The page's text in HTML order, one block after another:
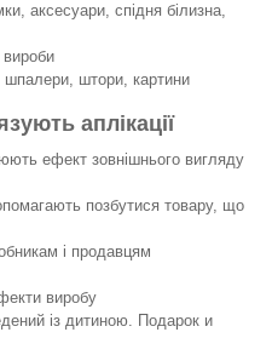
аксесуари, спідня білизна,
вироби
шпалери, штори, картини
аплікації
ефект зовнішнього вигляду
позбутися товару, що
і продавцям
виробу
із дитиною. Подарок и